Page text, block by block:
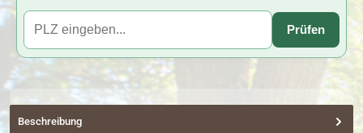
Prüfen
Beschreibung